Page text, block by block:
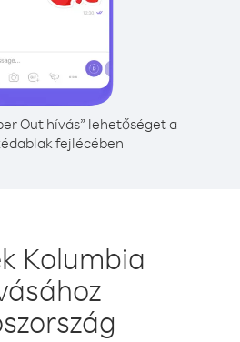
Out hívás” lehetőséget a
fejlécében
Kolumbia